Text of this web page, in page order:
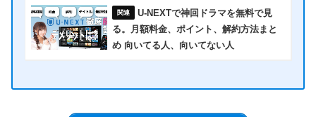
U-NEXTで神回ドラマを無料で見
る。月額料金、ポイント、解約方法まと
め 向いてる人、向いてない人